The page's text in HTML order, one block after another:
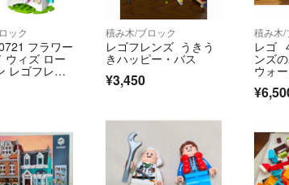
ック
フラワー
ウィズ ロー
レゴフレン
積み木/ブロック
レゴフレンズ うきう
きハッピー・バス
¥3,450
積み木/
レゴ
ンズ
ウォ